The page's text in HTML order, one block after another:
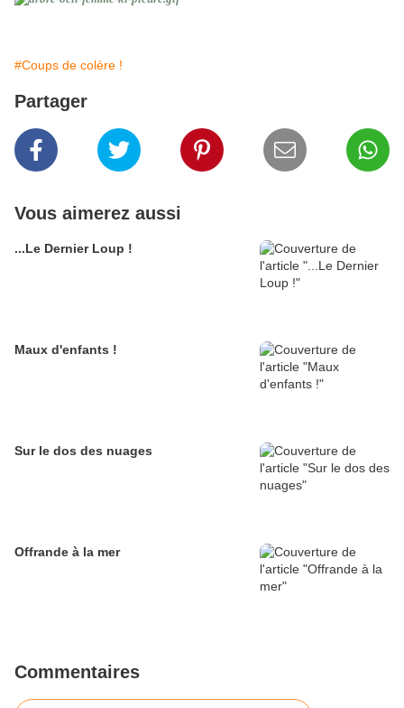
#Coups de colère !
Partager
Vous aimerez aussi
...Le Dernier Loup !
Maux d'enfants !
Sur le dos des nuages
Offrande à la mer
Commentaires